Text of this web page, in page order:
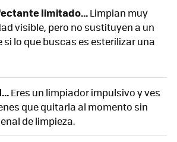
limitado...Limpian muy
visible, pero no sustituyen a un
lo que buscas es esterilizar una
Eres un limpiador impulsivo y ves
que quitarla al momento sin
de limpieza.